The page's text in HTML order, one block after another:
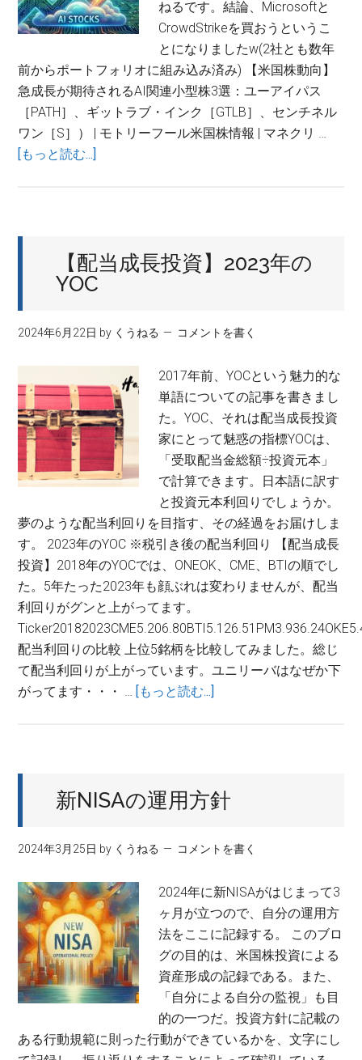
落
の
背
景
と
今
後
リ
年
月
ねるです。結論、Microsoftと
CrowdStrikeを買おうというこ
とになりましたw(2社とも数年
前からポートフォリオに組み込み済み) 【米国株動向】
急成長が期待されるAI関連小型株3選：ユーアイパス
［PATH］、ギットラブ・インク［GTLB］、センチネル
ワン［S］） | モトリーフール米国株情報 | マネクリ …
[もっと読む...]
の
罠？
ア
イ
パ
ス、
ギ
ト
ラ
セ
ン
チ
ネ
ル
ワ
ン
に
な
実」
徹
底
解
剖
【配当成長投資】2023年の
YOC
2024年6月22日 by くうねる コメントを書く
2017年前、YOCという魅力的な
単語についての記事を書きまし
た。YOC、それは配当成長投資
家にとって魅惑の指標YOCは、
「受取配当金総額÷投資元本」
で計算できます。日本語に訳す
と投資元本利回りでしょうか。
夢のような配当利回りを目指す、その経過をお届けしま
す。 2023年のYOC ※税引き後の配当利回り 【配当成長
投資】2018年のYOCでは、ONEOK、CME、BTIの順でし
た。5年たった2023年も顔ぶれは変わりませんが、配当
利回りがグンと上がってます。
配当利回りの比較 上位5銘柄を比較してみました。総じ
て配当利回りが上がっています。ユニリーバはなぜか下
がってます・・・ … [もっと読む...]
投
年
YOC
新NISAの運用方針
2024年3月25日 by くうねる コメントを書く
2024年に新NISAがはじまって3
ヶ月が立つので、自分の運用方
法をここに記録する。 このブロ
グの目的は、米国株投資による
資産形成の記録である。また、
「自分による自分の監視」も目
的の一つだ。投資方針に記載の
ある行動規範に則った行動ができているかを、文字にし